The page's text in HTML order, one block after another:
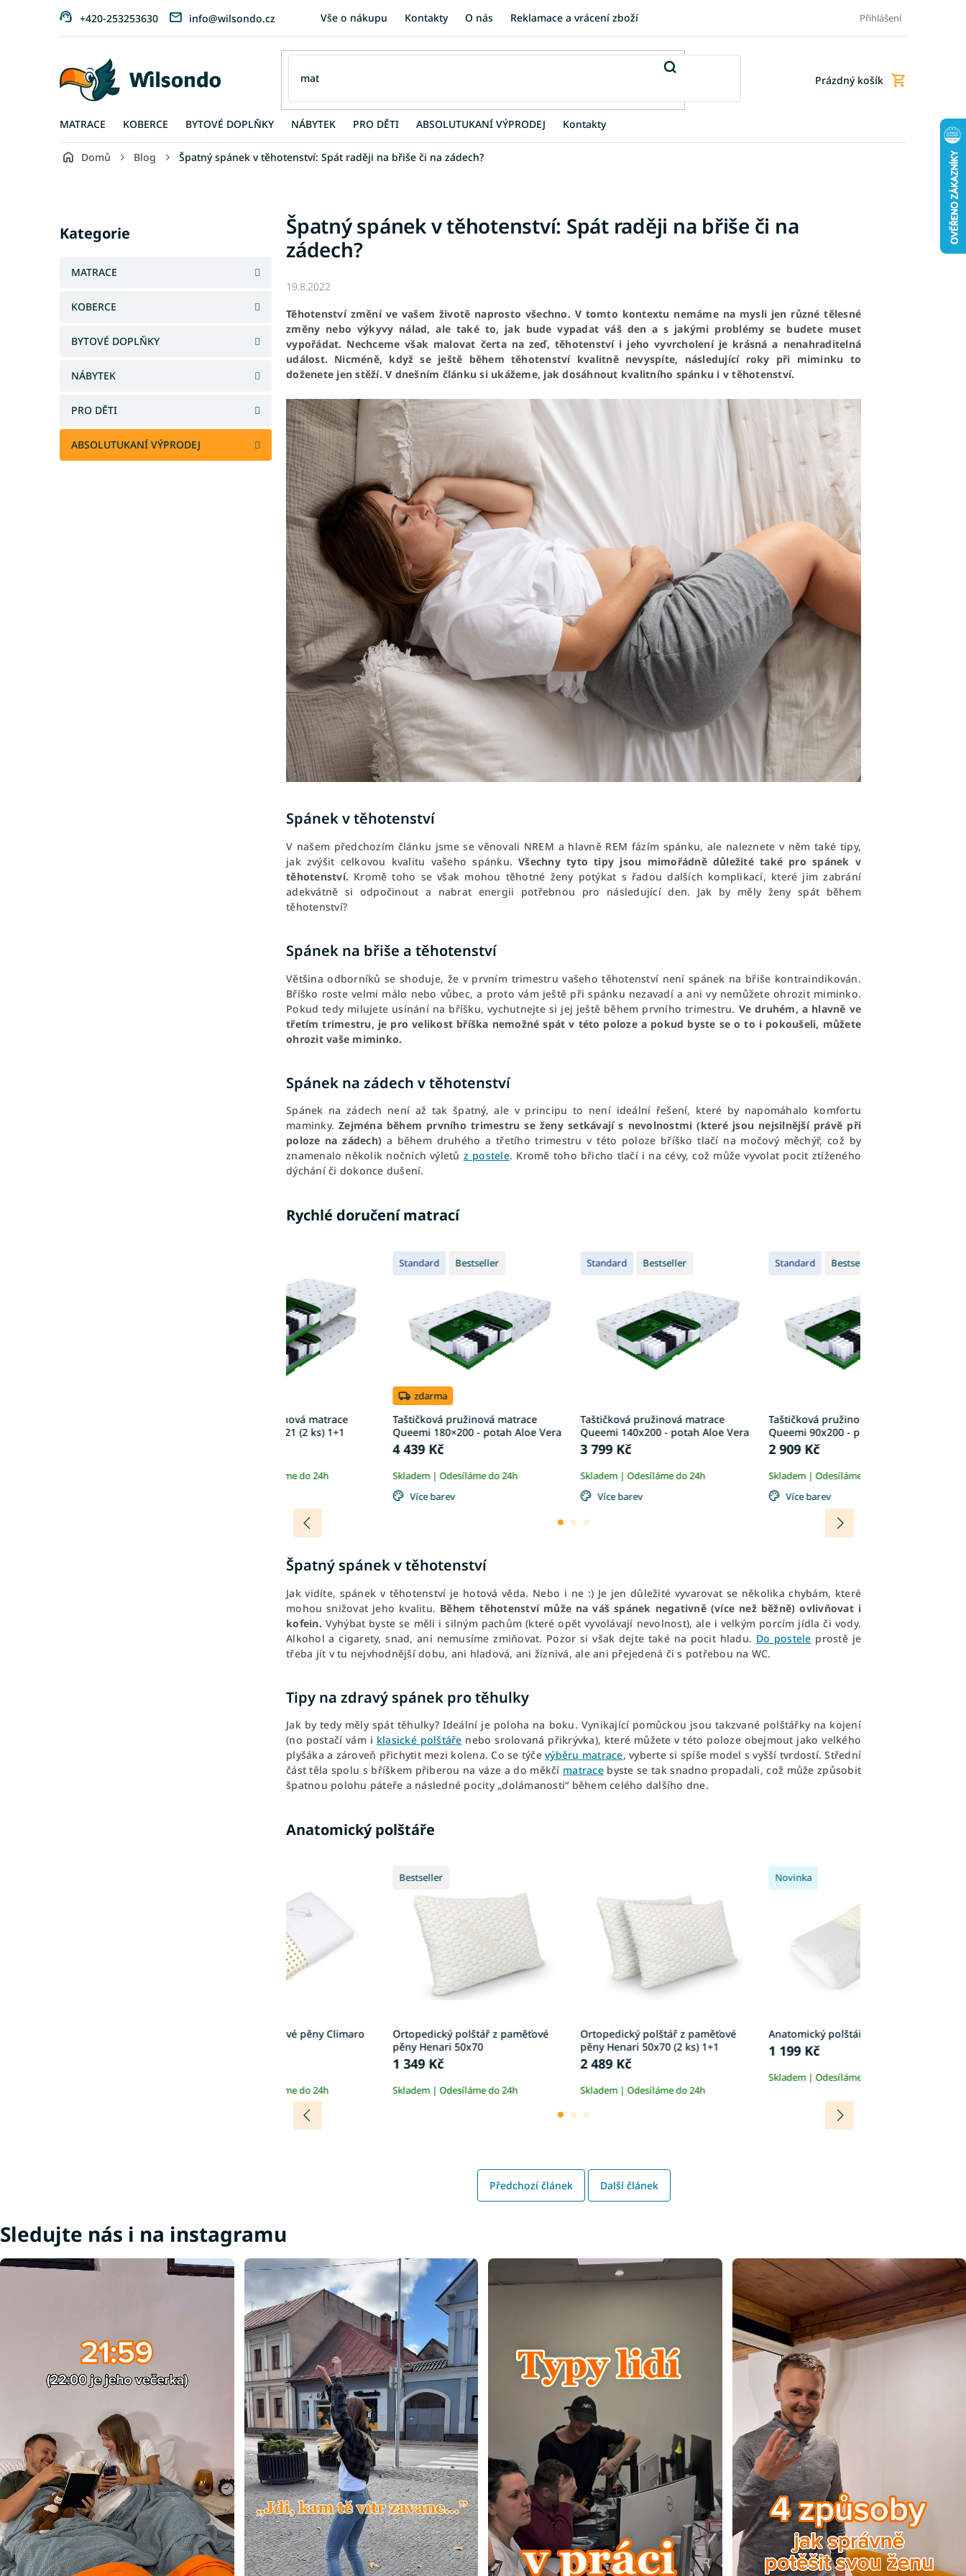
+420-253253630 info@wilsondo.cz Vše o nákupu Kontakty O nás Reklamace a vrácení zboží Obchodní podmínky
Přihlášení
Nákupní
Prázdný košík
MATRACE KOBERCE BYTOVÉ DOPLŇKY NÁBYTEK PRO DĚTI ABSOLUTUKANÍ VÝPRODEJ Kontakty
Domů Blog Špatný spánek v těhotenství: Spát raději na břiše či na zádech?
t
r
kategorie
Kategorie
MATRACE
KOBERCE
BYTOVÉ DOPLŇKY
NÁBYTEK
PRO DĚTI
ABSOLUTUKANÍ VÝPRODEJ
Špatný spánek v těhotenství: Spát raději na břiše či na
zádech?
19.8.2022
Těhotenství změní ve vašem životě naprosto všechno. V tomto kontextu nemáme na mysli jen různé tělesné
změny nebo výkyvy nálad, ale také to, jak bude vypadat váš den a s jakými problémy se budete muset
vypořádat. Nechceme však malovat čerta na zeď, těhotenství i jeho vyvrcholení je krásná a nenahraditelná
událost. Nicméně, když se ještě během těhotenství kvalitně nevyspíte, následující roky při miminku to
doženete jen stěží. V dnešním článku si ukážeme, jak dosáhnout kvalitního spánku i v těhotenství.
Spánek v těhotenství
V našem předchozím článku jsme se věnovali NREM a hlavně REM fázím spánku, ale naleznete v něm také tipy,
jak zvýšit celkovou kvalitu vašeho spánku.Všechny tyto tipy jsou mimořádně důležité také pro spánek v
těhotenství. Kromě toho se však mohou těhotné ženy potýkat s řadou dalších komplikací, které jim zabrání
adekvátně si odpočinout a nabrat energii potřebnou pro následující den. Jak by měly ženy spát během
těhotenství?
Spánek na břiše a těhotenství
Většina odborníků se shoduje, že v prvním trimestru vašeho těhotenství není spánek na břiše kontraindikován.
Bříško roste velmi málo nebo vůbec, a proto vám ještě při spánku nezavadí a ani vy nemůžete ohrozit miminko.
Pokud tedy milujete usínání na bříšku, vychutnejte si jej ještě během prvního trimestru. Ve druhém, a hlavně ve
třetím trimestru, je pro velikost bříška nemožné spát v této poloze a pokud byste se o to i pokoušeli, můžete
ohrozit vaše miminko.
Spánek na zádech v těhotenství
Spánek na zádech není až tak špatný, ale v principu to není ideální řešení, které by napomáhalo komfortu
maminky.Zejména během prvního trimestru se ženy setkávají s nevolnostmi (které jsou nejsilnější právě při
poloze na zádech) a během druhého a třetího trimestru v této poloze bříško tlačí na močový měchýř, což by
znamenalo několik nočních výletů z postele. Kromě toho břicho tlačí i na cévy, což může vyvolat pocit ztíženého
dýchání či dokonce dušení.
Rychlé doručení matrací
Standard Bestseller
zdarma
Taštičková pružinová matrace
Queemi 180×200 - potah Aloe Vera
4 439 Kč
Skladem | Odesíláme do 24h
Více barev
Standard Bestseller
Taštičková pružinová matrace
Queemi 140x200 - potah Aloe Vera
3 799 Kč
Skladem | Odesíláme do 24h
Více barev
Standard Bestseller
Taštičková pružinová matrace
Queemi 90x200 - potah Aloe Vera
2 909 Kč
Skladem | Odesíláme do 24h
Více barev
Taštičková pružinová matrace
Queemi 90x200x21 (2 ks) 1+1
Skladem | Odesíláme do 24h
Špatný spánek v těhotenství
Jak vidíte, spánek v těhotenství je hotová věda. Nebo i ne :) Je jen důležité vyvarovat se několika chybám, které
mohou snižovat jeho kvalitu. Během těhotenství může na váš spánek negativně (více než běžně) ovlivňovat i
kofein. Vyhýbat byste se měli i silným pachům (které opět vyvolávají nevolnost), ale i velkým porcím jídla či vody.
Alkohol a cigarety, snad, ani nemusíme zmiňovat. Pozor si však dejte také na pocit hladu. Do postele prostě je
třeba jít v tu nejvhodnější dobu, ani hladová, ani žíznivá, ale ani přejedená či s potřebou na WC.
Tipy na zdravý spánek pro těhulky
Jak by tedy měly spát těhulky? Ideální je poloha na boku. Vynikající pomůckou jsou takzvané polštářky na kojení
(no postačí vám i klasické polštáře nebo srolovaná přikrývka), které můžete v této poloze obejmout jako velkého
plyšáka a zároveň přichytit mezi kolena. Co se týče výběru matrace, vyberte si spíše model s vyšší tvrdostí. Střední
část těla spolu s bříškem přiberou na váze a do měkčí matracebyste se tak snadno propadali, což může způsobit
špatnou polohu páteře a následné pocity „dolámanosti“ během celého dalšího dne.
Anatomický polštáře
Bestseller
Ortopedický polštář z paměťové
pěny Henari 50x70
1 349 Kč
Skladem | Odesíláme do 24h
Ortopedický polštář z paměťové
pěny Henari 50x70 (2 ks) 1+1
2 489 Kč
Skladem | Odesíláme do 24h
Novinka
Anatomický polštář CerviFit 52x32
1 199 Kč
Skladem | Odesíláme do 24h
Polštář z paměťové pěny Climaro
Skladem | Odesíláme do 24h
Předchozí článek Další článek
Sledujte nás i na instagramu